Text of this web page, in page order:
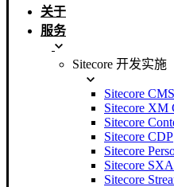
关于
服务
Sitecore 开发实施
Sitecore CMS
Sitecore XM
Sitecore
Sitecore CDP
Sitecore
Sitecore SXA
Sitecore